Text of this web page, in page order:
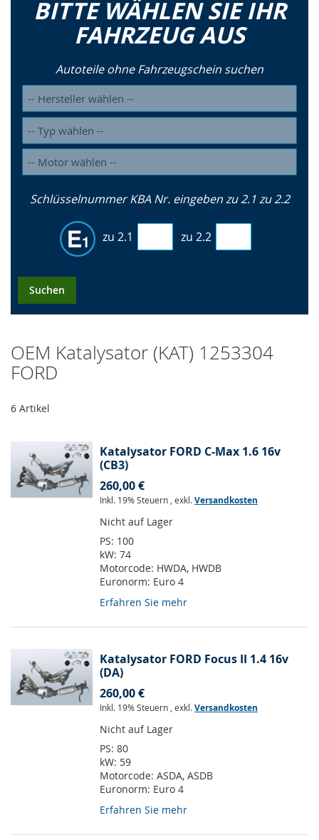
BITTE WÄHLEN SIE IHR
FAHRZEUG AUS
Autoteile ohne Fahrzeugschein suchen
Schlüsselnummer KBA Nr. eingeben zu 2.1 zu 2.2
zu 2.1 zu 2.2
Suchen
OEM Katalysator (KAT) 1253304
FORD
6 Artikel
Katalysator FORD C-Max 1.6 16v
(CB3)
260,00 €
Inkl. 19% Steuern , exkl.Versandkosten
Nicht auf Lager
PS: 100
kW: 74
Motorcode: HWDA, HWDB
Euronorm: Euro 4
Erfahren Sie mehr
Katalysator FORD Focus II 1.4 16v
(DA)
260,00 €
Inkl. 19% Steuern , exkl.Versandkosten
Nicht auf Lager
PS: 80
kW: 59
Motorcode: ASDA, ASDB
Euronorm: Euro 4
Erfahren Sie mehr